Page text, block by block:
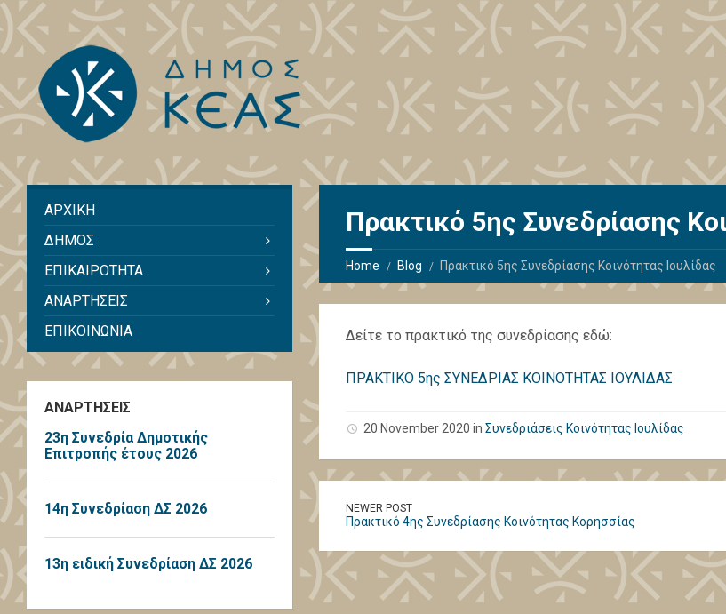
Πρακτικό 5ης Συνεδρίασης
Home Blog Πρακτικό 5ης Συνεδρίασης Κοινότητας Ιουλίδας
Δείτε το πρακτικό της συνεδρίασης εδώ:
ΠΡΑΚΤΙΚΟ 5ης ΣΥΝΕΔΡΙΑΣ ΚΟΙΝΟΤΗΤΑΣ ΙΟΥΛΙΔΑΣ
20 November 2020 in Συνεδριάσεις Κοινότητας Ιουλίδας
NEWER POST
Πρακτικό 4ης Συνεδρίασης Κοινότητας Κορησσίας
ΑΡΧΙΚΗ
ΔΗΜΟΣ
ΕΠΙΚΑΙΡΟΤΗΤΑ
ΑΝΑΡΤΗΣΕΙΣ
ΕΠΙΚΟΙΝΩΝΙΑ
ΑΝΑΡΤΗΣΕΙΣ
23η Συνεδρία Δημοτικής
Επιτροπής έτους 2026
14η Συνεδρίαση ΔΣ 2026
13η ειδική Συνεδρίαση ΔΣ 2026